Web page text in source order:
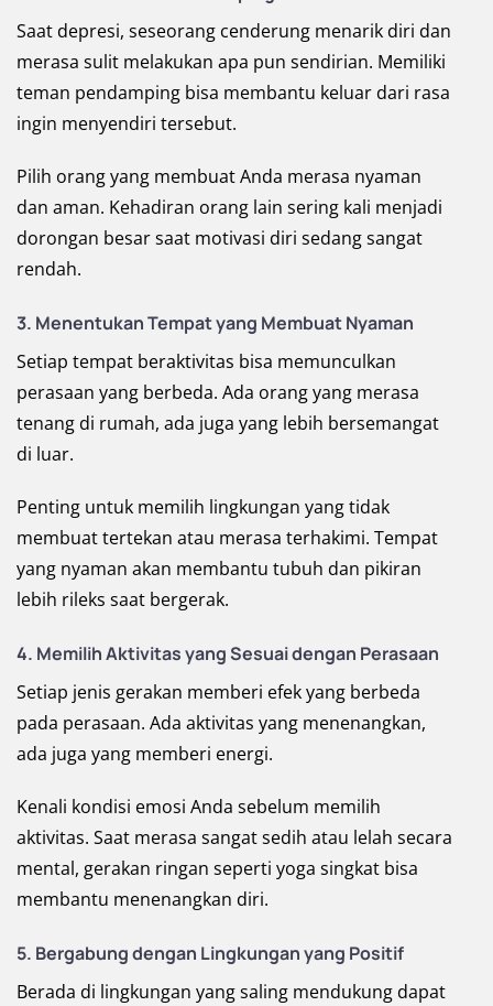
Saat depresi, seseorang cenderung menarik diri dan
merasa sulit melakukan apa pun sendirian. Memiliki
teman pendamping bisa membantu keluar dari rasa
ingin menyendiri tersebut.
Pilih orang yang membuat Anda merasa nyaman
dan aman. Kehadiran orang lain sering kali menjadi
dorongan besar saat motivasi diri sedang sangat
rendah.
3. Menentukan Tempat yang Membuat Nyaman
Setiap tempat beraktivitas bisa memunculkan
perasaan yang berbeda. Ada orang yang merasa
tenang di rumah, ada juga yang lebih bersemangat
di luar.
Penting untuk memilih lingkungan yang tidak
membuat tertekan atau merasa terhakimi. Tempat
yang nyaman akan membantu tubuh dan pikiran
lebih rileks saat bergerak.
4. Memilih Aktivitas yang Sesuai dengan Perasaan
Setiap jenis gerakan memberi efek yang berbeda
pada perasaan. Ada aktivitas yang menenangkan,
ada juga yang memberi energi.
Kenali kondisi emosi Anda sebelum memilih
aktivitas. Saat merasa sangat sedih atau lelah secara
mental, gerakan ringan seperti yoga singkat bisa
membantu menenangkan diri.
5. Bergabung dengan Lingkungan yang Positif
Berada di lingkungan yang saling mendukung dapat